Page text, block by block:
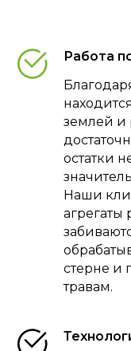
Работа
землей и
остатки
Наши
агрегаты
стерне и
травам.